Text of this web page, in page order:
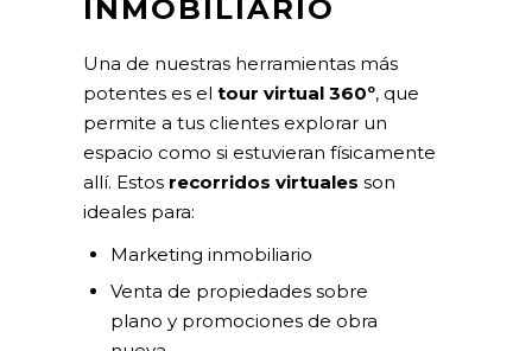
INMOBILIARIO
Una de nuestras herramientas más
potentes es el tour virtual 360º, que
permite a tus clientes explorar un
espacio como si estuvieran físicamente
allí. Estos recorridos virtuales son
ideales para:
Marketing inmobiliario
Venta de propiedades sobre
plano y promociones de obra